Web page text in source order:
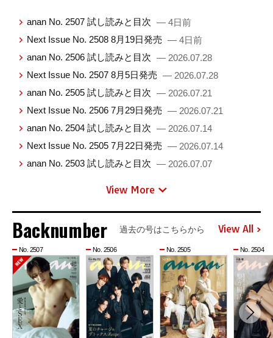
anan No. 2507 試し読みと目次 — 4日前
Next Issue No. 2508 8月19日発売 — 4日前
anan No. 2506 試し読みと目次 — 2026.07.28
Next Issue No. 2507 8月5日発売 — 2026.07.28
anan No. 2505 試し読みと目次 — 2026.07.21
Next Issue No. 2506 7月29日発売 — 2026.07.21
anan No. 2504 試し読みと目次 — 2026.07.14
Next Issue No. 2505 7月22日発売 — 2026.07.14
anan No. 2503 試し読みと目次 — 2026.07.07
View More
Backnumber 過去の号はこちらから View All
No. 2507 No. 2506 No. 2505 No. 2504